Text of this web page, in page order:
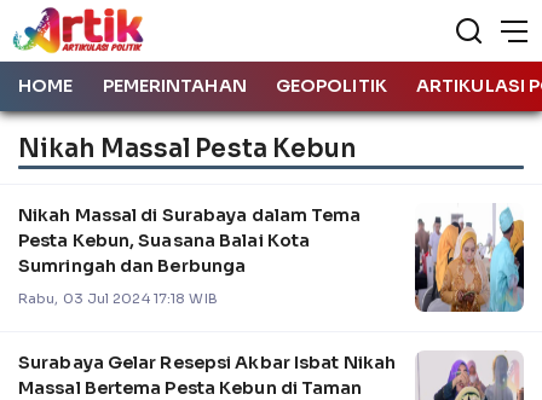
HOME PEMERINTAHAN GEOPOLITIK ARTIKULASI
Nikah Massal Pesta Kebun
Nikah Massal di Surabaya dalam Tema
Pesta Kebun, Suasana Balai Kota
Sumringah dan Berbunga
Rabu, 03 Jul 2024 17:18 WIB
Surabaya Gelar Resepsi Akbar Isbat Nikah
Massal Bertema Pesta Kebun di Taman